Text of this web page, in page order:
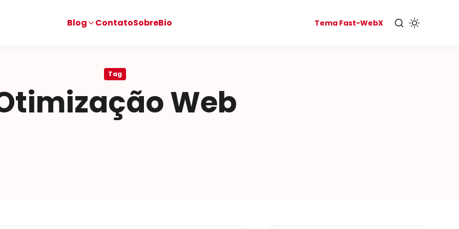
Blog ContatoSobreBio Tema Fast-WebX
Tag
Web